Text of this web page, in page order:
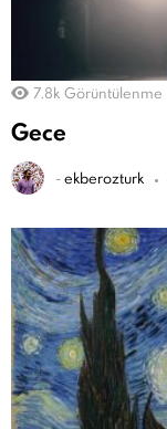
7.8k Görüntülenme
Gece
-ekberozturk